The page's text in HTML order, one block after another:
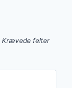
Krævede felter